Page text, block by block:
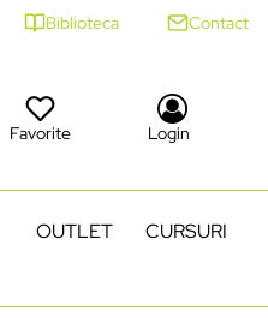
Biblioteca Contact
Favorite Login
OUTLET CURSURI